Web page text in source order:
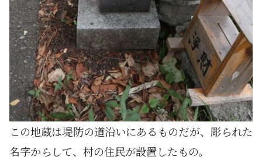
この地蔵は堤防の道沿いにあるものだが、彫られた
名字からして、村の住民が設置したもの。